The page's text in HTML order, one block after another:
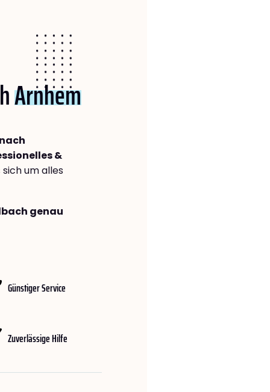
Arnhem
&
sich um alles
genau
Günstiger Service
Zuverlässige Hilfe